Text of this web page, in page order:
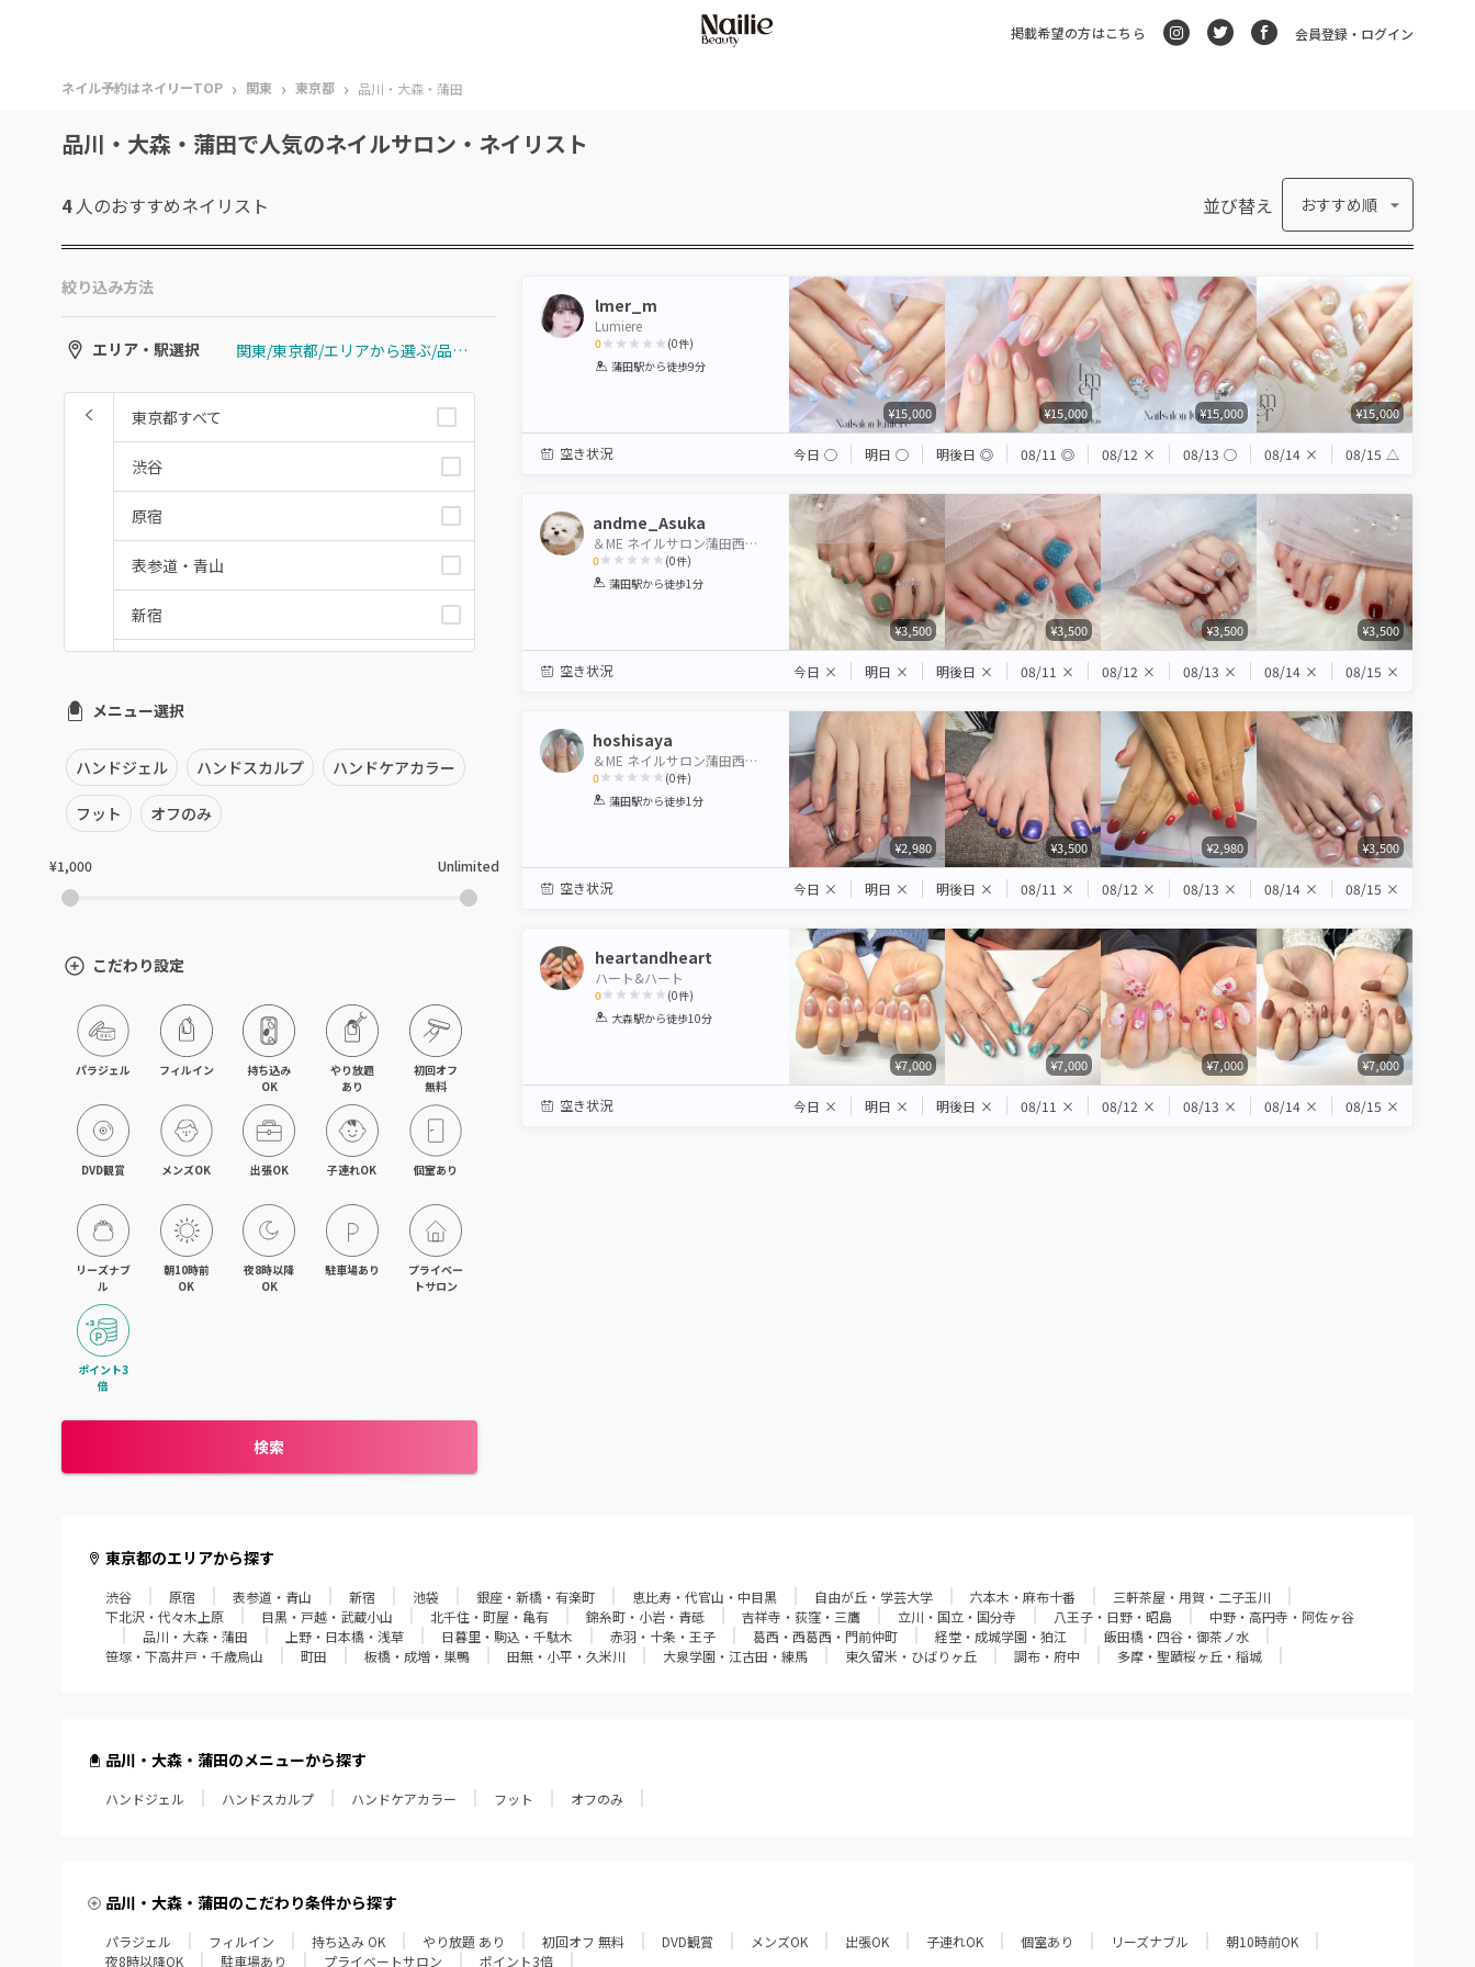
掲載希望の方はこちら 会員登録・ログイン
ネイル予約はネイリーTOP › 関東 › 東京都 › 品川・大森・蒲田
品川・大森・蒲田で人気のネイルサロン・ネイリスト
4人のおすすめネイリスト 並び替え おすすめ順
絞り込み方法
エリア・駅選択 関東/東京都/エリアから選ぶ/品川・大森・蒲田
東京都すべて
渋谷
原宿
表参道・青山
新宿
銀座・新橋・有楽町
恵比寿・代官山・中目黒
自由が丘・学芸大学
下北沢・代々木上原
目黒・戸越・武蔵小山
北千住・町屋・亀有
錦糸町・小岩・青砥
吉祥寺・荻窪・三鷹
立川・国立・国分寺
八王子・日野・昭島
日暮里・駒込・千駄木
葛西・西葛西・門前仲町
経堂・成城学園・狛江
飯田橋・四谷・御茶ノ水
町田
板橋・成増・巣鴨
大泉学園・江古田・練馬
東久留米・ひばりヶ丘
メニュー選択
ハンドジェル ハンドスカルプ ハンドケアカラー
フット オフのみ
¥1,000 Unlimited
こだわり設定
パラジェル フィルイン
持ち込み
OK
やり放題
あり
初回オフ
無料
DVD観賞 メンズOK 出張OK 子連れOK 個室あり
リーズナブ
ル
朝10時前
OK
夜8時以降
OK
駐車場あり
プライベー
トサロン
ポイント3
倍
検索
lmer_m
Lumiere
0
1 2 3 4 5
(0件)
蒲田駅から徒歩9分
¥15,000 ¥15,000 ¥15,000 ¥15,000
空き状況 今日 ◯ 明日 ◯ 明後日 ◎ 08/11 ◎ 08/12 × 08/13 ◯ 08/14 × 08/15 △
andme_Asuka
＆ME ネイルサロン蒲田西口店
0
1 2 3 4 5
(0件)
蒲田駅から徒歩1分
¥3,500 ¥3,500 ¥3,500 ¥3,500
空き状況 今日 × 明日 × 明後日 × 08/11 × 08/12 × 08/13 × 08/14 × 08/15 ×
hoshisaya
＆ME ネイルサロン蒲田西口店
0
1 2 3 4 5
(0件)
蒲田駅から徒歩1分
¥2,980 ¥3,500 ¥2,980 ¥3,500
空き状況 今日 × 明日 × 明後日 × 08/11 × 08/12 × 08/13 × 08/14 × 08/15 ×
heartandheart
ハート&ハート
0
1 2 3 4 5
(0件)
大森駅から徒歩10分
¥7,000 ¥7,000 ¥7,000 ¥7,000
空き状況 今日 × 明日 × 明後日 × 08/11 × 08/12 × 08/13 × 08/14 × 08/15 ×
東京都のエリアから探す
渋谷 原宿 表参道・青山 新宿 池袋 銀座・新橋・有楽町 恵比寿・代官山・中目黒 自由が丘・学芸大学 六本木・麻布十番
三軒茶屋・用賀・二子玉川
下北沢・代々木上原
目黒・戸越・武蔵小山 北千住・町屋・亀有 錦糸町・小岩・青砥 吉祥寺・荻窪・三鷹 立川・国立・国分寺 八王子・日野・昭島
中野・高円寺・阿佐ヶ谷
品川・大森・蒲田
上野・日本橋・浅草 日暮里・駒込・千駄木 赤羽・十条・王子 葛西・西葛西・門前仲町 経堂・成城学園・狛江
飯田橋・四谷・御茶ノ水
笹塚・下高井戸・千歳烏山
町田 板橋・成増・巣鴨 田無・小平・久米川 大泉学園・江古田・練馬 東久留米・ひばりヶ丘 調布・府中 多摩・聖蹟桜ヶ丘・稲城
品川・大森・蒲田のメニューから探す
ハンドジェル ハンドスカルプ ハンドケアカラー フット オフのみ
品川・大森・蒲田のこだわり条件から探す
パラジェル フィルイン 持ち込み OK やり放題 あり 初回オフ 無料 DVD観賞 メンズOK 出張OK 子連れOK 個室あり リーズナブル
朝10時前OK
夜8時以降OK
駐車場あり プライベートサロン ポイント3倍